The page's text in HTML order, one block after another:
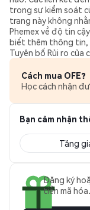
trong sự kiểm soát
trang này không
Phemex về độ tin
biết thêm thông tin,
Tuyên bố Rủi ro của
Cách mua OFE?
Học cách nhận
Bạn cảm nhận
Tăng
Đăng ký
tiền mã hóa.